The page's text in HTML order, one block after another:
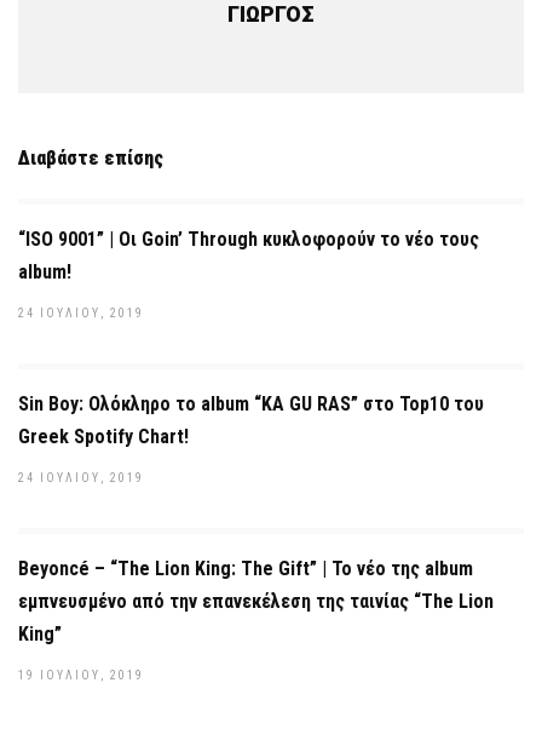
ΓΙΩΡΓΟΣ
Διαβάστε επίσης
“ISO 9001” | Οι Goin’ Through κυκλοφορούν το νέο τους
album!
24 ΙΟΥΛΊΟΥ, 2019
Sin Boy: Ολόκληρο το album “KA GU RAS” στο Top10 του
Greek Spotify Chart!
24 ΙΟΥΛΊΟΥ, 2019
Beyoncé – “The Lion King: The Gift” | Το νέο της album
εμπνευσμένο από την επανεκέλεση της ταινίας “The Lion
King”
19 ΙΟΥΛΊΟΥ, 2019